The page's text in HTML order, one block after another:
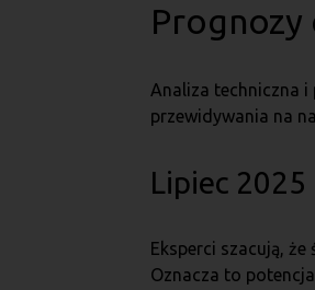
Prognozy
Analiza techniczna i
przewidywania na
Lipiec 2025
Eksperci szacują,
Oznacza to